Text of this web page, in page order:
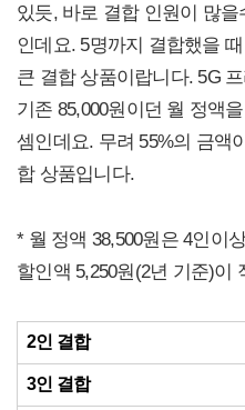
있듯, 바로 결합 인원이 많
인데요. 5명까지 결합했을
큰 결합 상품이랍니다. 5G
기존 85,000원이던 월 정액
셈인데요. 무려 55%의 금액
합 상품입니다.
* 월 정액 38,500원은 4인이
할인액 5,250원(2년 기준)이
2인 결합
3인 결합